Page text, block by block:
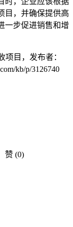
目，并确保提供高
一步促进销售和增
目，发布者：
kb/p/3126740
赞 (0)